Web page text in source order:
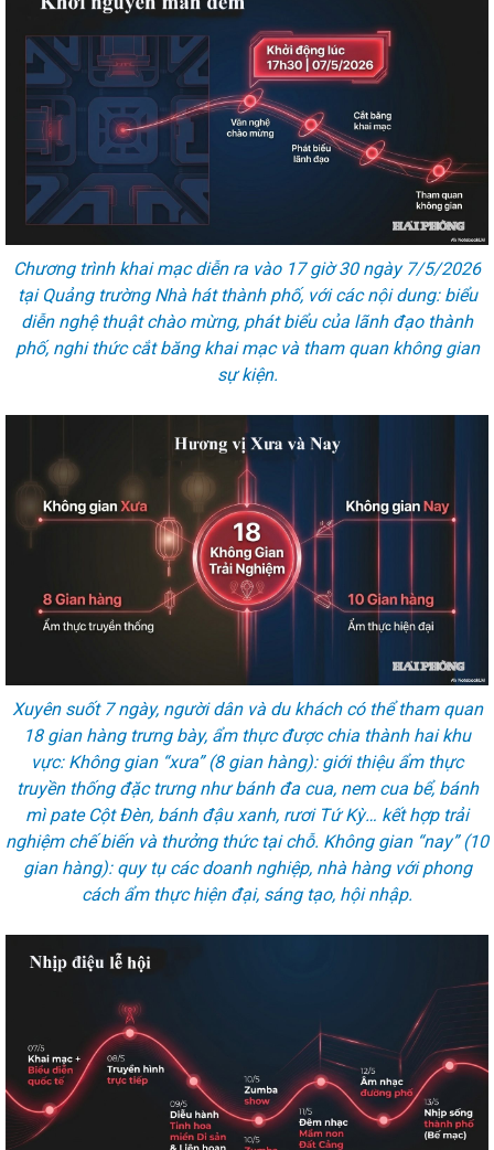
Chương trình khai mạc diễn ra vào 17 giờ 30 ngày 7/5/2026
tại Quảng trường Nhà hát thành phố, với các nội dung: biểu
diễn nghệ thuật chào mừng, phát biểu của lãnh đạo thành
phố, nghi thức cắt băng khai mạc và tham quan không gian
sự kiện.
Xuyên suốt 7 ngày, người dân và du khách có thể tham quan
18 gian hàng trưng bày, ẩm thực được chia thành hai khu
vực: Không gian “xưa” (8 gian hàng): giới thiệu ẩm thực
truyền thống đặc trưng như bánh đa cua, nem cua bể, bánh
mì pate Cột Đèn, bánh đậu xanh, rươi Tứ Kỳ… kết hợp trải
nghiệm chế biến và thưởng thức tại chỗ. Không gian “nay” (10
gian hàng): quy tụ các doanh nghiệp, nhà hàng với phong
cách ẩm thực hiện đại, sáng tạo, hội nhập.